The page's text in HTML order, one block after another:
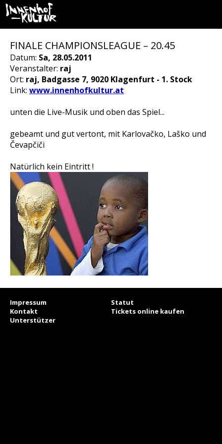
FINALE CHAMPIONSLEAGUE – 20.45
Datum: Sa, 28.05.2011
Veranstalter: raj
Ort: raj, Badgasse 7, 9020 Klagenfurt - 1. Stock
Link: www.innenhofkultur.at
unten die Live-Musik und oben das Spiel...
gebeamt und gut vertont, mit Karlovačko, Laško und
Čevapčiči
Natürlich kein Eintritt !
Impressum
Statut
Kontakt
Tickets online kaufen
Unterstützer